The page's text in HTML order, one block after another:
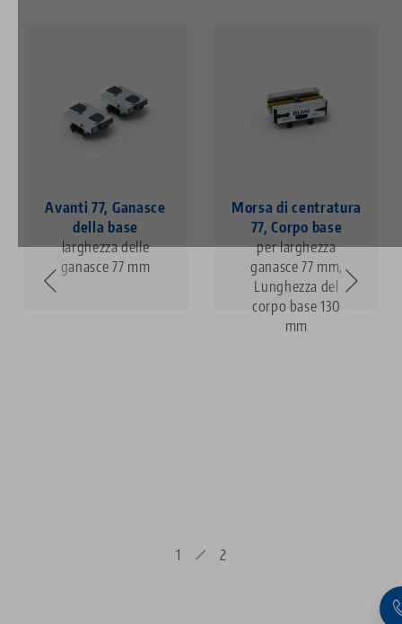
Avanti 77, Ganasce
della base
larghezza delle
ganasce 77 mm
Morsa di centratura
77, Corpo base
per larghezza
ganasce 77 mm,
Lunghezza del
corpo base 130
mm
1 2